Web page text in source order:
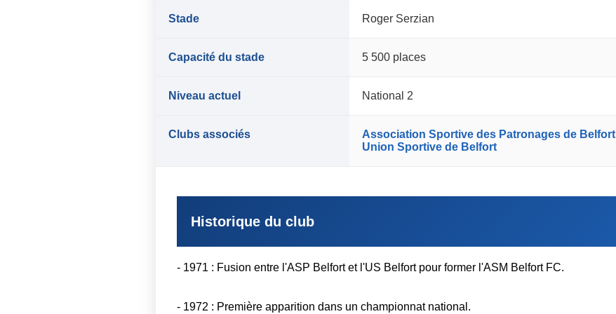
Stade Roger Serzian
Capacité du stade 5 500 places
Niveau actuel National 2
Clubs associés
Association Sportive des Patronages de Belfort
Union Sportive de Belfort
Historique du club
- 1971 : Fusion entre l'ASP Belfort et l'US Belfort pour former l'ASM Belfort FC.
- 1972 : Première apparition dans un championnat national.